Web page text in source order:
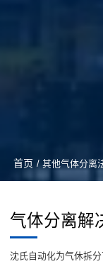
首页 / 其他气体分离
气体分离解
沈氏自动化为气休拆